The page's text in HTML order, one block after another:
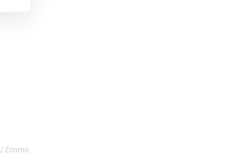
/Zimmo